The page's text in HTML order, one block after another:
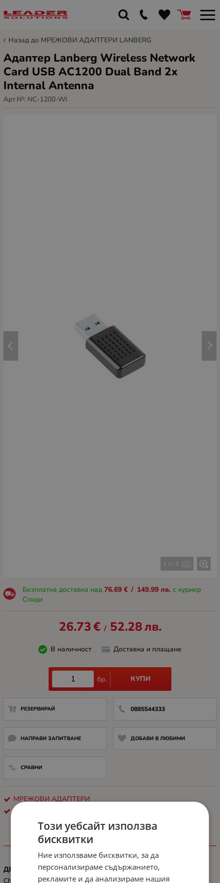
Назад до МРЕЖОВИ АДАПТЕРИ LANBERG
Адаптер Lanberg Wireless Network
Card USB AC1200 Dual Band 2x
Internal Antenna
Арт.№: NC-1200-WI
1 от 3
Безплатна доставка над 76.69 € / 149.99 лв. с куриер
Спиди
26.73€ / 52.28лв.
В наличност Доставка и плащане
бр. КУПИ
РЕЗЕРВИРАЙ 0885544333
НАПРАВИ ЗАПИТВАНЕ ДОБАВИ В ЛЮБИМИ
СРАВНИ
МРЕЖОВИ АДАПТЕРИ
LANBERG
ХАРАКТЕРИСТИКИ
ДРУГИ
Chipset: RTL8152B, Data transfer rate: Ethernet up to 10 Mb/s
Този уебсайт използва
бисквитки
Ние използваме бисквитки, за да
персонализираме съдържанието,
рекламите и да анализираме нашия